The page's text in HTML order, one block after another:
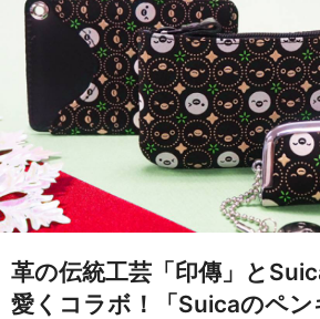
革の伝統工芸「印傳」と
愛くコラボ！「Suicaのペン